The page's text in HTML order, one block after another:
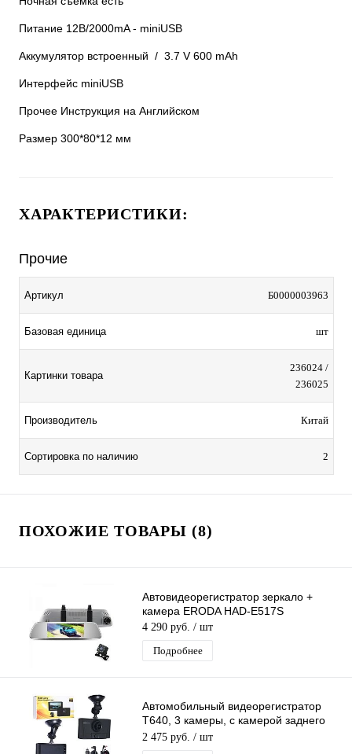
Питание 12В/2000mA - miniUSB
Аккумулятор встроенный / 3.7 V 600 mAh
Интерфейс miniUSB
Прочее Инструкция на Английском
Размер 300*80*12 мм
ХАРАКТЕРИСТИКИ:
Прочие
Артикул Б0000003963
Базовая единица шт
Картинки товара
236024 /
236025
Производитель Китай
Сортировка по наличию 2
ПОХОЖИЕ ТОВАРЫ (8)
Автовидеорегистратор зеркало +
камера ERODA HAD-E517S
4 290 руб. / шт
Подробнее
Автомобильный видеорегистратор
T640, 3 камеры, с камерой заднего
вида,
2 475 руб. / шт